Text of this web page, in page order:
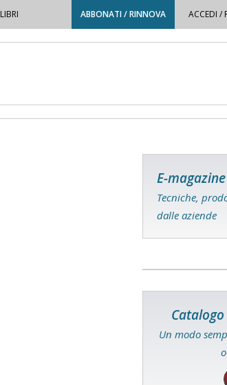
LIBRI ABBONATI / RINNOVA ACCEDI /
E-magazine
Tecniche,
dalle aziende
Un modo